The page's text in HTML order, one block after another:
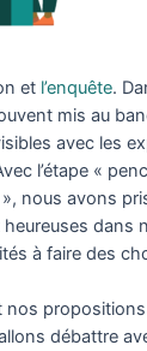
et l’enquête.
mis au
avec les
l’étape «
nous avons
dans
à faire des
nos
débattre